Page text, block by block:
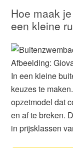
Hoe maak
een kleine
Afbeelding:
In een kleine
keuzes te
opzetmodel dat
en af te breken.
in prijsklassen